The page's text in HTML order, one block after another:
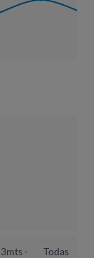
-
Todas